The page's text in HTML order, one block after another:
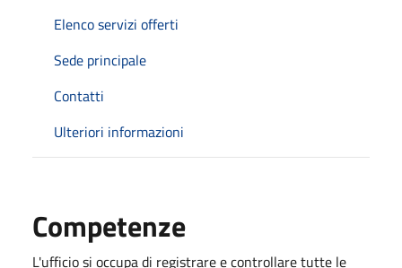
Elenco servizi offerti
Sede principale
Contatti
Ulteriori informazioni
Competenze
L'ufficio si occupa di registrare e controllare tutte le